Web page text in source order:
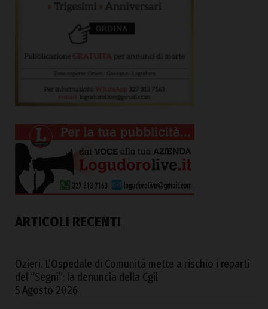
ARTICOLI RECENTI
Ozieri. L’Ospedale di Comunità mette a rischio i reparti
del “Segni”: la denuncia della Cgil
5 Agosto 2026